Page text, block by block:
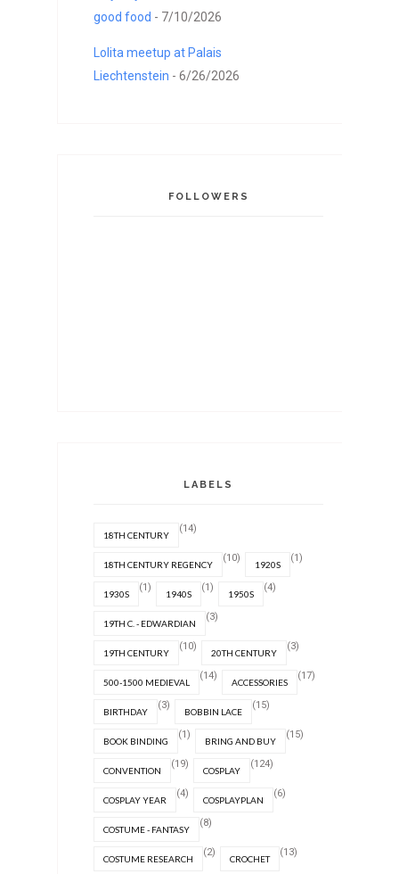
good food - 7/10/2026
Lolita meetup at Palais
Liechtenstein - 6/26/2026
FOLLOWERS
LABELS
18TH CENTURY
(14)
18TH CENTURY REGENCY
(10)
1920S
(1)
1930S
(1)
1940S
(1)
1950S
(4)
19TH C. - EDWARDIAN
(3)
19TH CENTURY
(10)
20TH CENTURY
(3)
500-1500 MEDIEVAL
(14)
ACCESSORIES
(17)
BIRTHDAY
(3)
BOBBIN LACE
(15)
BOOK BINDING
(1)
BRING AND BUY
(15)
CONVENTION
(19)
COSPLAY
(124)
COSPLAY YEAR
(4)
COSPLAYPLAN
(6)
COSTUME - FANTASY
(8)
COSTUME RESEARCH
(2)
CROCHET
(13)